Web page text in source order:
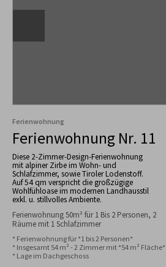
Ferienwohnung
Ferienwohnung Nr. 11
Diese 2-Zimmer-Design-Ferienwohnung
mit alpiner Zirbe im Wohn- und
Schlafzimmer, sowie Tiroler Lodenstoff.
Auf 54 qm verspricht die großzügige
Wohlfühloase im modernen Landhausstil
exkl. u. stillvolles Ambiente.
Ferienwohnung 50m² für 1 Bis 2 Personen, 2
Räume mit 1 Schlafzimmer
* Ferienwohnung für *1 bis 2 Personen*
* Insgesamt 54 m² - 2 Zimmer mit *54 m² Fläche*
* Lage im Dachgeschoss